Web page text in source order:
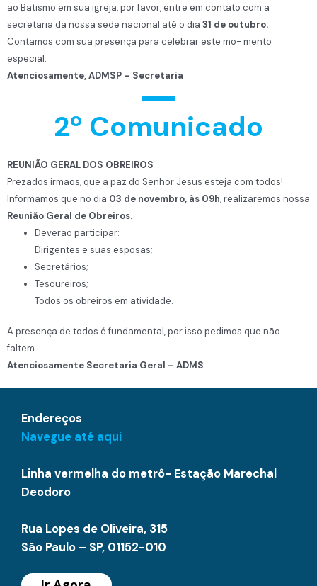
ao Batismo em sua igreja, por favor, entre em contato com a
secretaria da nossa sede nacional até o dia 31 de outubro.
Contamos com sua presença para celebrar este mo- mento
especial.
Atenciosamente, ADMSP – Secretaria
2º Comunicado
REUNIÃO GERAL DOS OBREIROS
Prezados irmãos, que a paz do Senhor Jesus esteja com todos!
Informamos que no dia 03 de novembro, às 09h, realizaremos nossa
Reunião Geral de Obreiros.
Deverão participar:
Dirigentes e suas esposas;
Secretários;
Tesoureiros;
Todos os obreiros em atividade.
A presença de todos é fundamental, por isso pedimos que não
faltem.
Atenciosamente Secretaria Geral – ADMS
Endereços
Navegue até aqui
Linha vermelha do metrô- Estação Marechal
Deodoro
Rua Lopes de Oliveira, 315
São Paulo – SP, 01152-010